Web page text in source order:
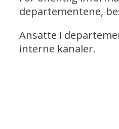
departementene,
Ansatte i
interne kanaler.